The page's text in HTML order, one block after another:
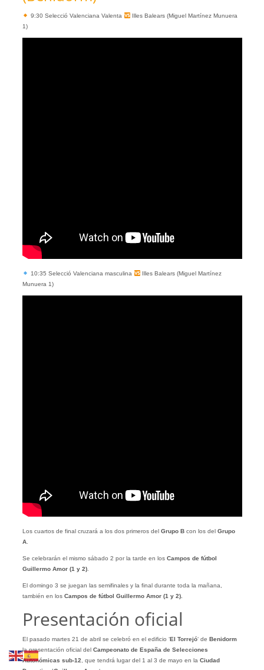
9:30 Selecció Valenciana Valenta
Illes Balears (Miguel Martínez Munuera
1)
10:35 Selecció Valenciana masculina
Illes Balears (Miguel Martínez
Munuera 1)
Los cuartos de final cruzará a los dos primeros del Grupo Bcon los del Grupo
A.
Se celebrarán el mismo sábado 2 por la tarde en losCampos de fútbol
Guillermo Amor (1 y 2).
El domingo 3 se juegan las semifinales y la final durante toda la mañana,
también en los Campos de fútbol Guillermo Amor (1 y 2).
Presentación oficial
El pasado martes 21 de abril se celebró en el edificio ‘El Torrejó‘ de Benidorm
la presentación oficial del Campeonato de España de Selecciones
Autonómicas sub-12, que tendrá lugar del 1 al 3 de mayo en la Ciudad